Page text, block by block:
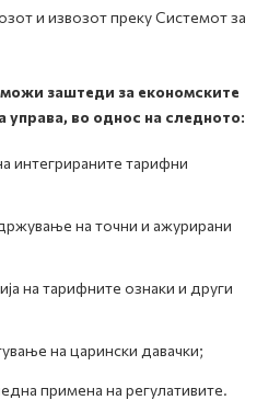
и извозот преку Системот за
заштеди за економските
управа, во однос на следното:
интегрираните тарифни
на точни и ажурирани
на тарифните ознаки и други
на царински давачки;
примена на регулативите.